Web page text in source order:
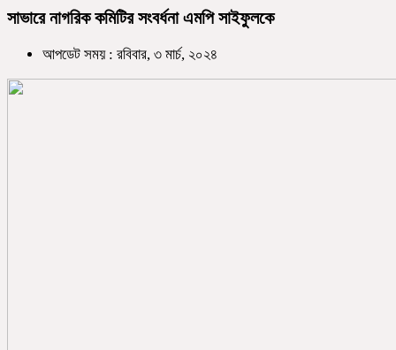
সাভারে নাগরিক কমিটির সংবর্ধনা এমপি সাইফুলকে
আপডেট সময় : রবিবার, ৩ মার্চ, ২০২৪